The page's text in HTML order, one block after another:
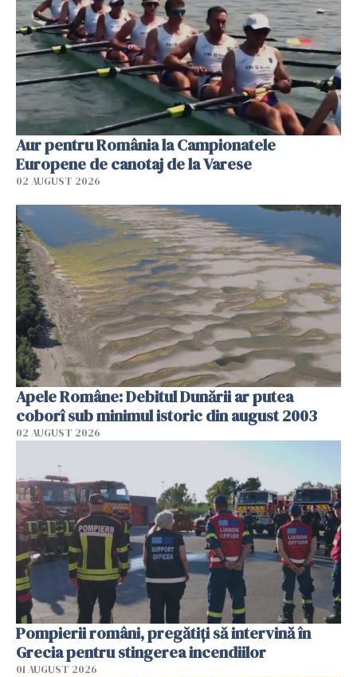
Aur pentru România la Campionatele
Europene de canotaj de la Varese
02 AUGUST 2026
Apele Române: Debitul Dunării ar putea
coborî sub minimul istoric din august 2003
02 AUGUST 2026
Pompierii români, pregătiţi să intervină în
Grecia pentru stingerea incendiilor
01 AUGUST 2026